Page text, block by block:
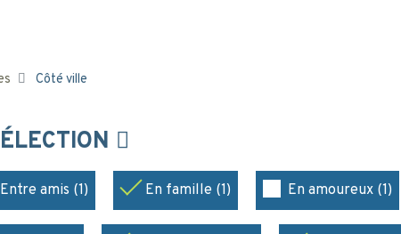
Côté ville
Entre amis (1) En famille (1) En amoureux (1)